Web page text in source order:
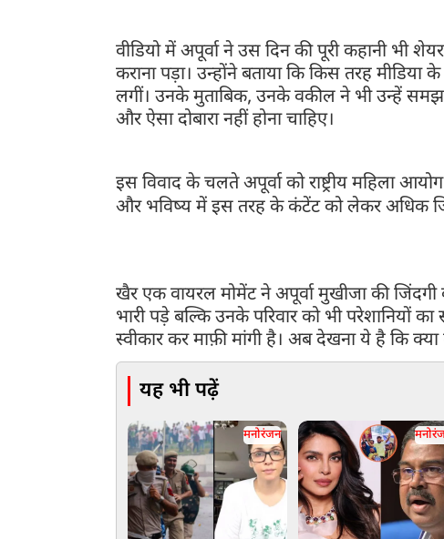
वीडियो में अपूर्वा ने उस दिन की पूरी कहानी भी
कराना पड़ा। उन्होंने बताया कि किस तरह
लगीं। उनके मुताबिक, उनके वकील ने भी उन्हें
और ऐसा दोबारा नहीं होना चाहिए।
इस विवाद के चलते अपूर्वा को राष्ट्रीय महिला
और भविष्य में इस तरह के कंटेंट को लेकर अधिक
खैर एक वायरल मोमेंट ने अपूर्वा मुखीजा की
भारी पड़े बल्कि उनके परिवार को भी परेशानियों
स्वीकार कर माफ़ी मांगी है। अब देखना ये है कि
यह भी पढ़ें
मनोरंजन